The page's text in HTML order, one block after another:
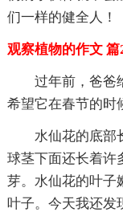
们一样的健全人！
观察植物的作文 篇
过年前，爸爸
希望它在春节的时
水仙花的底部
球茎下面还长着许
芽。水仙花的叶子
叶子。今天我还发